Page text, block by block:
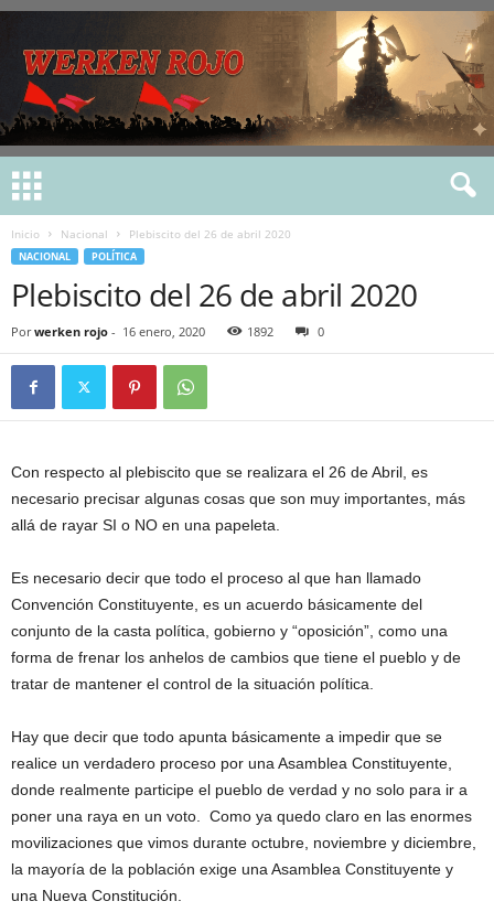
Inicio Nacional Plebiscito del 26 de abril 2020
NACIONAL POLÍTICA
Plebiscito del 26 de abril 2020
Por werken rojo - 16 enero, 2020 1892 0
Con respecto al plebiscito que se realizara el 26 de Abril, es
necesario precisar algunas cosas que son muy importantes, más
allá de rayar SI o NO en una papeleta.
Es necesario decir que todo el proceso al que han llamado
Convención Constituyente, es un acuerdo básicamente del
conjunto de la casta política, gobierno y “oposición”, como una
forma de frenar los anhelos de cambios que tiene el pueblo y de
tratar de mantener el control de la situación política.
Hay que decir que todo apunta básicamente a impedir que se
realice un verdadero proceso por una Asamblea Constituyente,
donde realmente participe el pueblo de verdad y no solo para ir a
poner una raya en un voto. Como ya quedo claro en las enormes
movilizaciones que vimos durante octubre, noviembre y diciembre,
la mayoría de la población exige una Asamblea Constituyente y
una Nueva Constitución.